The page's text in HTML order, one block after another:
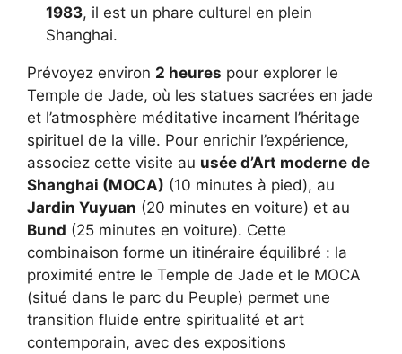
1983, il est un phare culturel en plein
Shanghai.
Prévoyez environ 2 heures pour explorer le
Temple de Jade, où les statues sacrées en jade
et l’atmosphère méditative incarnent l’héritage
spirituel de la ville. Pour enrichir l’expérience,
associez cette visite au usée d’Art moderne de
Shanghai (MOCA) (10 minutes à pied), au
Jardin Yuyuan (20 minutes en voiture) et au
Bund (25 minutes en voiture). Cette
combinaison forme un itinéraire équilibré : la
proximité entre le Temple de Jade et le MOCA
(situé dans le parc du Peuple) permet une
transition fluide entre spiritualité et art
contemporain, avec des expositions